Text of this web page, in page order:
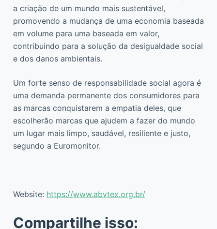
a criação de um mundo mais sustentável,
promovendo a mudança de uma economia baseada
em volume para uma baseada em valor,
contribuindo para a solução da desigualdade social
e dos danos ambientais.
Um forte senso de responsabilidade social agora é
uma demanda permanente dos consumidores para
as marcas conquistarem a empatia deles, que
escolherão marcas que ajudem a fazer do mundo
um lugar mais limpo, saudável, resiliente e justo,
segundo a Euromonitor.
Website: https://www.abvtex.org.br/
Compartilhe isso: